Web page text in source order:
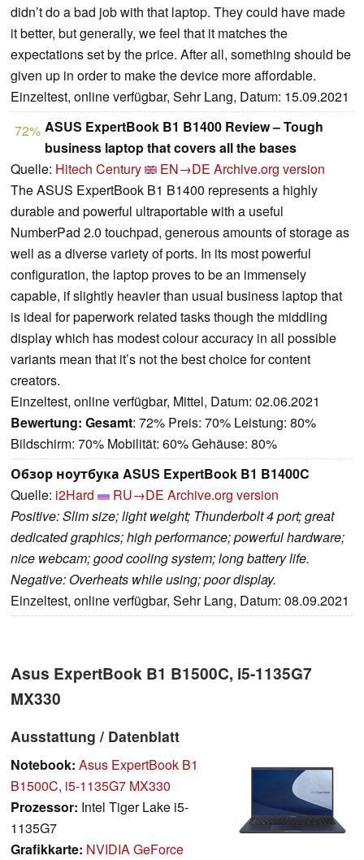
didn’t do a bad job with that laptop. They could have made
it better, but generally, we feel that it matches the
expectations set by the price. After all, something should be
given up in order to make the device more affordable.
Einzeltest, online verfügbar, Sehr Lang, Datum: 15.09.2021
72% ASUS ExpertBook B1 B1400 Review – Tough
business laptop that covers all the bases
Quelle: Hitech Century EN→DE Archive.org version
The ASUS ExpertBook B1 B1400 represents a highly
durable and powerful ultraportable with a useful
NumberPad 2.0 touchpad, generous amounts of storage as
well as a diverse variety of ports. In its most powerful
configuration, the laptop proves to be an immensely
capable, if slightly heavier than usual business laptop that
is ideal for paperwork related tasks though the middling
display which has modest colour accuracy in all possible
variants mean that it’s not the best choice for content
creators.
Einzeltest, online verfügbar, Mittel, Datum: 02.06.2021
Bewertung: Gesamt: 72% Preis: 70% Leistung: 80%
Bildschirm: 70% Mobilität: 60% Gehäuse: 80%
Обзор ноутбука ASUS ExpertBook B1 B1400C
Quelle: i2Hard RU→DE Archive.org version
Positive: Slim size; light weight; Thunderbolt 4 port; great
dedicated graphics; high performance; powerful hardware;
nice webcam; good cooling system; long battery life.
Negative: Overheats while using; poor display.
Einzeltest, online verfügbar, Sehr Lang, Datum: 08.09.2021
Asus ExpertBook B1 B1500C, i5-1135G7
MX330
Ausstattung / Datenblatt
Notebook: Asus ExpertBook B1
B1500C, i5-1135G7 MX330
Prozessor: Intel Tiger Lake i5-
1135G7
Grafikkarte: NVIDIA GeForce